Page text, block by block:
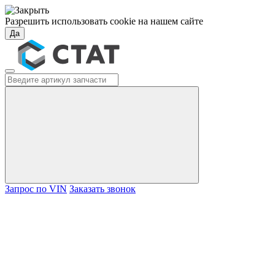
Разрешить использовать cookie на нашем сайте
Да
Запрос по VIN Заказать звонок